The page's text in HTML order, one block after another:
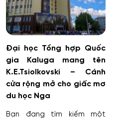
Dịch vụ
Giám sát thông minh
Giám định tư pháp
Giáo dục chuyên nghiệp
Đại học Tổng hợp Quốc
gia Kaluga mang tên
K.E.Tsiolkovski – Cánh
cửa rộng mở cho giấc mơ
du học Nga
Bạn đang tìm kiếm một